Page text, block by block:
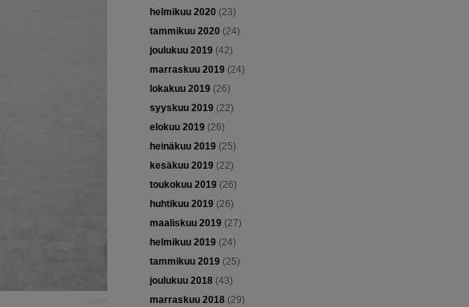
helmikuu 2020 (23)
tammikuu 2020 (24)
joulukuu 2019(42)
marraskuu 2019(24)
lokakuu 2019(26)
syyskuu 2019(22)
elokuu 2019(26)
heinäkuu 2019(25)
kesäkuu 2019(22)
toukokuu 2019(26)
huhtikuu 2019(26)
maaliskuu 2019(27)
helmikuu 2019(24)
tammikuu 2019(25)
joulukuu 2018(43)
marraskuu 2018(29)